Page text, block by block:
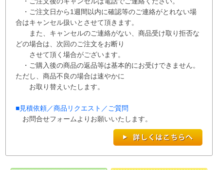
・ご注文日から1週間以内に確認等のご連絡がとれない場
合はキャンセル扱いとさせて頂き ます。
また、 キャンセルのご連絡がない、商品受け取り拒否な
どの場合は、次回のご注文をお断り
させて頂く場合がございます。
・ご購入後の商品の返品等は基本的にお受けできません。
ただし、商品不良の場合は速やかに
お取り替えいたします。
■見積依頼／商品リクエスト／ご質問
お問合せフォームよりお願いいたします。